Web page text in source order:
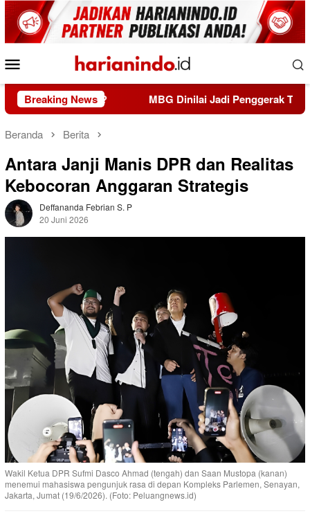
Loncat
ke
konten
Mobile
Breaking News
Kelola? MBG Dinilai Jadi Penggerak Transformasi
Beranda Berita
Antara Janji Manis DPR dan Realitas
Kebocoran Anggaran Strategis
Deffananda Febrian S. P
20 Juni 2026
Wakil Ketua DPR Sufmi Dasco Ahmad (tengah) dan Saan Mustopa (kanan)
menemui mahasiswa pengunjuk rasa di depan Kompleks Parlemen, Senayan,
Jakarta, Jumat (19/6/2026). (Foto: Peluangnews.id)